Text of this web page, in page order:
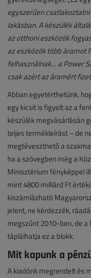
egyszerűen
lakásban. A készülék
az otthoni eszközök
az eszközök több áramot
felhasználnak… a Power
csak azért az áramért
Abban egyetérthetünk,
egy kicsit is figyelt az a
készülék megvásárlásán
teljes termékleírást – de
megtéveszthető a
ha a szövegben még a
Minisztérium fényképpel
mint 4800 milliárd Ft
kiszámlázható
jelent, ne kérdezzék,
megszűnt 2010-ben, de
táplálhatja ez a blokk.
Mit kapunk a
A kiadónk megrendelt és